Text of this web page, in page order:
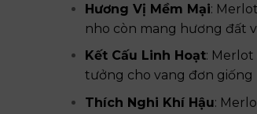
Hương Vị Mềm Mại:
nho còn mang hương đất
Kết Cấu Linh Hoạt:
tưởng cho vang đơn giống
Thích Nghi Khí Hậu: